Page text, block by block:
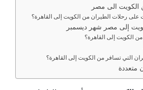
الكويت الى مصر
رحلات الطيران من الكويت إلى القاهرة؟
إلى مصر شهر ديسمبر
الكويت إلى القاهرة؟
التي تسافر من الكويت إلى القاهرة؟
متعددة